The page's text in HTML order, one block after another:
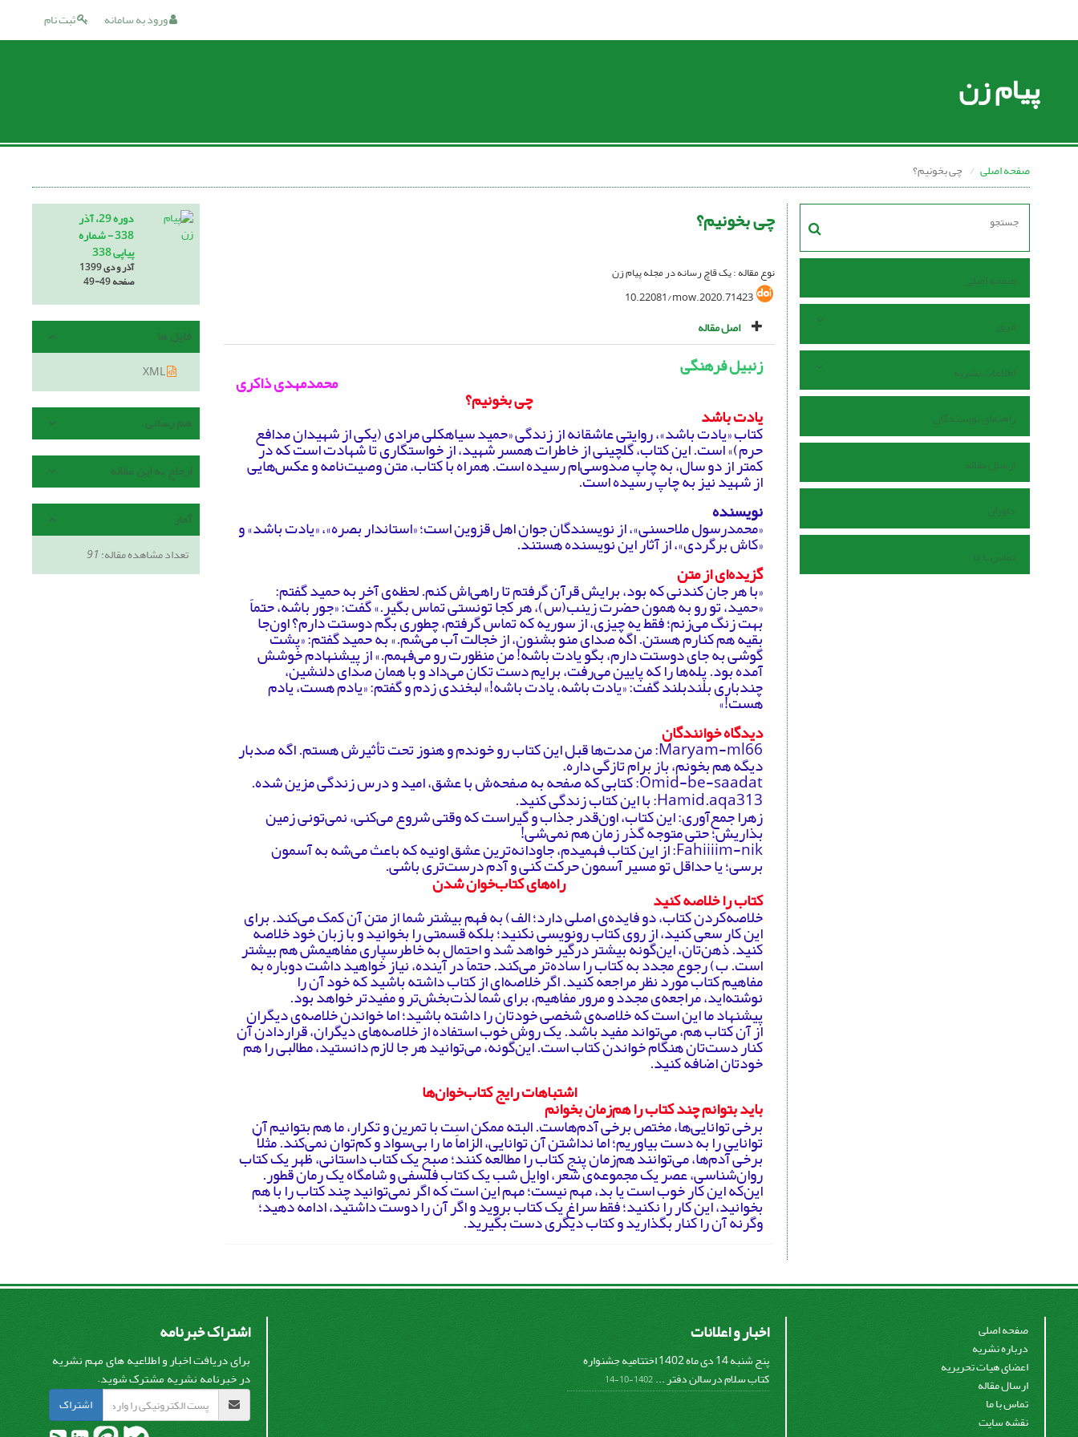
ثبت نام ورود به سامانه
پیام زن
صفحه اصلی چی بخونیم؟
صفحه اصلی
مرور
اطلاعات نشریه
راهنمای نویسندگان
ارسال مقاله
داوران
تماس با ما
چی بخونیم؟
نوع مقاله : یک قاچ رسانه در مجله پیام زن
10.22081/mow.2020.71423
اصل مقاله
زنبیل فرهنگی
محمدمهدی ذاکری
چی بخونیم؟
یادت باشد
کتاب «یادت باشد»، روایتی عاشقانه از زندگی «حمید سیاهکلی مرادی (یکی از شهیدان مدافع
حرم)» است. این کتاب، گلچینی از خاطرات همسر شهید، از خواستگاری تا شهادت است که در
کمتر از دو سال، به چاپ صدوسی‌ام رسیده است. همراه با کتاب، متن وصیت‌نامه و عکس‌هایی
از شهید نیز به چاپ رسیده است.
نویسنده
«محمدرسول ملاحسنی»، از نویسندگان جوان اهل قزوین است؛ «استاندار بصره»، «یادت باشد» و
«کاش برگردی»، از آثار این نویسنده هستند.
گزیده‌ای از متن
«با هر جان کندنی که بود، برایش قرآن گرفتم تا راهی‌اش کنم. لحظه‌ی آخر به حمید گفتم:
«حمید، تو رو به همون حضرت زینب(س)، هر کجا تونستی تماس بگیر.» گفت: «جور باشه، حتماً
بهت زنگ می‌زنم؛ فقط یه چیزی، از سوریه که تماس گرفتم، چطوری بگم دوستت دارم؟ اون‌جا
بقیه هم کنارم هستن. اگه صدای منو بشنون، از خجالت آب می‌شم.» به حمید گفتم: «پشت
گوشی به جای دوستت دارم، بگو یادت باشه! من منظورت رو می‌فهمم.» از پیشنهادم خوشش
آمده بود. پله‌ها را که پایین می‌رفت، برایم دست تکان می‌داد و با همان صدای دلنشین،
چندباری بلندبلند گفت: «یادت باشه، یادت باشه!» لبخندی زدم و گفتم: «یادم هست، یادم
هست!»
دیدگاه خوانندگان
Maryam-ml66: من مدت‌ها قبل این کتاب رو خوندم و هنوز تحت تأثیرش هستم. اگه صدبار
دیگه هم بخونم، باز برام تازگی داره.
Omid-be-saadat: کتابی که صفحه به صفحه‌ش با عشق، امید و درس زندگی مزین شده.
Hamid.aqa313: با این کتاب زندگی کنید.
زهرا جمع‌آوری: این کتاب، اون‌قدر جذاب و گیراست که وقتی شروع می‌کنی، نمی‌تونی زمین
بذاریش؛ حتی متوجه گذر زمان هم نمی‌شی!
Fahiiiim-nik: از این کتاب فهمیدم، جاودانه‌ترین عشق اونیه که باعث می‌شه به آسمون
برسی؛ یا حداقل تو مسیر آسمون حرکت کنی و آدم درست‌تری باشی.
راه‌های کتاب‌خوان شدن
کتاب را خلاصه کنید
خلاصه‌کردن کتاب، دو فایده‌ی اصلی دارد؛ الف) به فهم بیشتر شما از متن آن کمک می‌کند. برای
این کار سعی کنید، از روی کتاب رونویسی نکنید؛ بلکه قسمتی را بخوانید و با زبان خود خلاصه
کنید. ذهن‌تان، این‌گونه بیشتر درگیر خواهد شد و احتمال به خاطرسپاری مفاهیمش هم بیشتر
است. ب) رجوع مجدد به کتاب را ساده‌تر می‌کند. حتماً در آینده، نیاز خواهید داشت دوباره به
مفاهیم کتاب مورد نظر مراجعه کنید. اگر خلاصه‌ای از کتاب داشته باشید که خود آن را
نوشته‌اید، مراجعه‌ی مجدد و مرور مفاهیم، برای شما لذت‌بخش‌تر و مفیدتر خواهد بود.
پیشنهاد ما این است که خلاصه‌ی شخصی خودتان را داشته باشید؛ اما خواندن خلاصه‌ی دیگران
از آن کتاب هم، می‌تواند مفید باشد. یک روش خوب استفاده از خلاصه‌های دیگران، قراردادن آن
کنار دست‌تان هنگام خواندن کتاب است. این‌گونه، می‌توانید هر جا لازم دانستید، مطالبی را هم
خودتان اضافه کنید.
اشتباهات رایج کتاب‌خوان‌ها
باید بتوانم چند کتاب را هم‌زمان بخوانم
برخی توانایی‌ها، مختص برخی آدم‌هاست. البته ممکن است با تمرین و تکرار، ما هم بتوانیم آن
توانایی را به دست بیاوریم؛ اما نداشتن آن توانایی، الزاماً ما را بی‌سواد و کم‌توان نمی‌کند. مثلاً
برخی آدم‌ها، می‌توانند هم‌زمان پنج کتاب را مطالعه کنند؛ صبح یک کتاب داستانی، ظهر یک کتاب
روان‌شناسی، عصر یک مجموعه‌ی شعر، اوایل شب یک کتاب فلسفی و شامگاه یک رمان قطور.
این‌که این کار خوب است یا بد، مهم نیست؛ مهم این است که اگر نمی‌توانید چند کتاب را با هم
بخوانید، این کار را نکنید؛ فقط سراغ یک کتاب بروید و اگر آن را دوست داشتید، ادامه دهید؛
وگرنه آن را کنار بگذارید و کتاب دیگری دست بگیرید.
دوره 29، آذر
338 - شماره
پیاپی 338
آذر و دی 1399
صفحه49-49
فایل ها
XML
هم رسانی
ارجاع به این مقاله
آمار
تعداد مشاهده مقاله:91
صفحه اصلی
درباره نشریه
اعضای هیات تحریریه
ارسال مقاله
تماس با ما
نقشه سایت
اخبار و اعلانات
پنج شنبه 14 دی ماه 1402 اختتامیه جشنواره
کتاب سلام درسالن دفتر ... 1402-10-14
اشتراک خبرنامه
برای دریافت اخبار و اطلاعیه های مهم نشریه
در خبرنامه نشریه مشترک شوید.
اشتراک